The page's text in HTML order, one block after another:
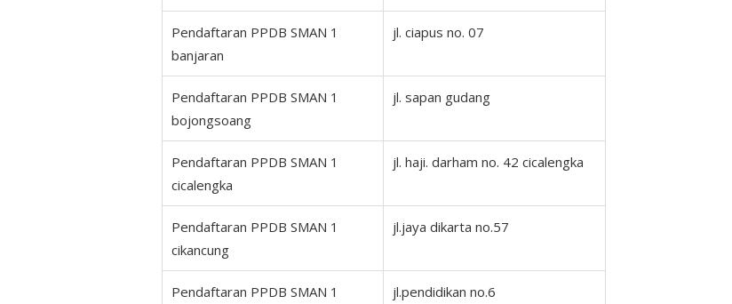
Pendaftaran PPDB SMAN 1
banjaran
jl. ciapus no. 07
Pendaftaran PPDB SMAN 1
bojongsoang
jl. sapan gudang
Pendaftaran PPDB SMAN 1
cicalengka
jl. haji. darham no. 42 cicalengka
Pendaftaran PPDB SMAN 1
cikancung
jl.jaya dikarta no.57
Pendaftaran PPDB SMAN 1
jl.pendidikan no.6